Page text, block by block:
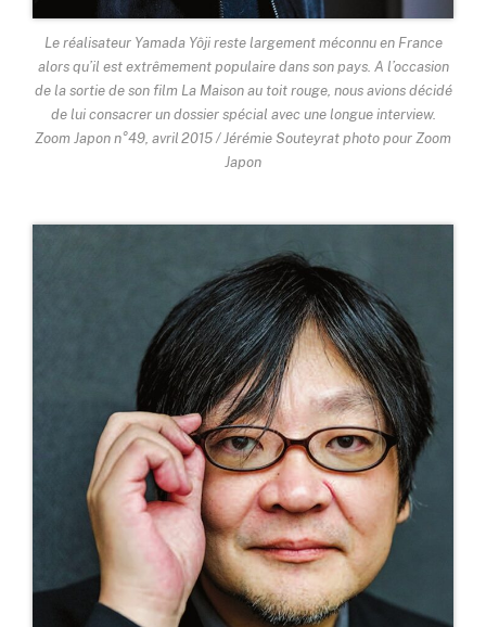
Le réalisateur Yamada Yôji reste largement méconnu en France
alors qu’il est extrêmement populaire dans son pays. A l’occasion
de la sortie de son film La Maison au toit rouge, nous avions décidé
de lui consacrer un dossier spécial avec une longue interview.
Zoom Japon n°49, avril 2015 / Jérémie Souteyrat photo pour Zoom
Japon